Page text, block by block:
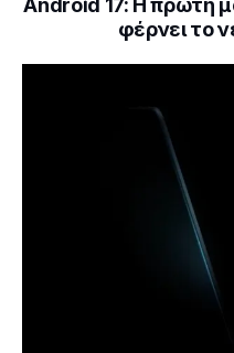
Android 17: Η πρώτη
φέρνει το